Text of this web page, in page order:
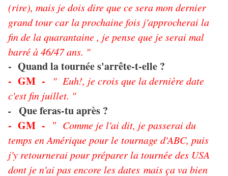
(rire), mais je dois dire que ce sera mon dernier
grand tour car la prochaine fois j'approcherai la
fin de la quarantaine , je pense que je serai mal
barré à 46/47 ans. "
- Quand la tournée s'arrête-t-elle ?
- GM -
" Euh!, je crois que la dernière date
c'est fin juillet. "
- Que feras-tu après ?
- GM - " Comme je l'ai dit, je passerai du
temps en Amérique pour le tournage d'ABC, puis
j'y retournerai pour préparer la tournée des USA
dont je n'ai pas encore les dates mais ça va bien